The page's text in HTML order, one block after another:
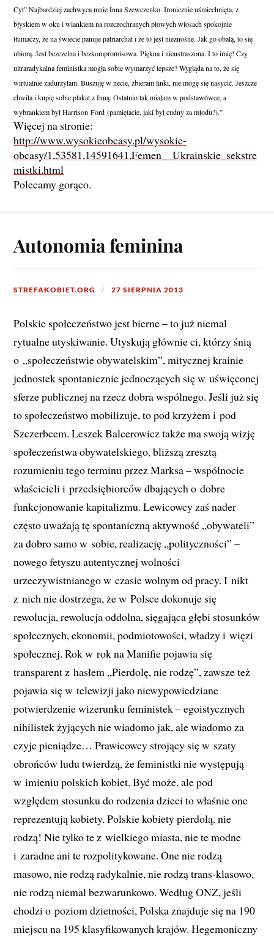
Cyt” Najbardziej zachwyca mnie Inna Szewczenko. Ironicznie uśmiechnięta, z
błyskiem w oku i wiankiem na rozczochranych płowych włosach spokojnie
tłumaczy, że na świecie panuje patriarchat i że to jest nieznośne. Jak go obalą, to się
ubiorą. Jest bezczelna i bezkompromisowa. Piękna i nieustraszona. I to imię! Czy
ultraradykalna feministka mogła sobie wymarzyć lepsze? Wygląda na to, że się
wirtualnie zadurzyłam. Buszuję w necie, zbieram linki, nie mogę się nasycić. Jeszcze
chwila i kupię sobie plakat z Inną. Ostatnio tak miałam w podstawówce, a
wybrankiem był HarrisonFord (pamiętacie, jaki był cudny za młodu?).”
Więcej na stronie:
http://www.wysokieobcasy.pl/wysokie-
obcasy/1,53581,14591641,Femen__Ukrainskie_sekstre
mistki.html
Polecamy gorąco.
Autonomia feminina
STREFAKOBIET.ORG 27 SIERPNIA 2013
Polskie społeczeństwo jest bierne – to już niemal
rytualne utyskiwanie. Utyskują głównie ci, którzy śnią
o „społeczeństwie obywatelskim”, mitycznej krainie
jednostek spontanicznie jednoczących się w uświęconej
sferze publicznej na rzecz dobra wspólnego. Jeśli już się
to społeczeństwo mobilizuje, to pod krzyżem i pod
Szczerbcem. Leszek Balcerowicz także ma swoją wizję
społeczeństwa obywatelskiego, bliższą zresztą
rozumieniu tego terminu przez Marksa – wspólnocie
właścicieli i przedsiębiorców dbających o dobre
funkcjonowanie kapitalizmu. Lewicowcy zaś nader
często uważają tę spontaniczną aktywność „obywateli”
za dobro samo w sobie, realizację „polityczności” –
nowego fetyszu autentycznej wolności
urzeczywistnianego w czasie wolnym od pracy. I nikt
z nich nie dostrzega, że w Polsce dokonuje się
rewolucja, rewolucja oddolna, sięgająca głębi stosunków
społecznych, ekonomii, podmiotowości, władzy i więzi
społecznej. Rok w rok na Manifie pojawia się
transparent z hasłem „Pierdolę, nie rodzę”, zawsze też
pojawia się w telewizji jako niewypowiedziane
potwierdzenie wizerunku feministek – egoistycznych
nihilistek żyjących nie wiadomo jak, ale wiadomo za
czyje pieniądze… Prawicowcy strojący się w szaty
obrońców ludu twierdzą, że feministki nie występują
w imieniu polskich kobiet. Być może, ale pod
względem stosunku do rodzenia dzieci to właśnie one
reprezentują kobiety. Polskie kobiety pierdolą, nie
rodzą! Nie tylko te z wielkiego miasta, nie te modne
i zaradne ani te rozpolitykowane. One nie rodzą
masowo, nie rodzą radykalnie, nie rodzą trans-klasowo,
nie rodzą niemal bezwarunkowo. Według ONZ, jeśli
chodzi o poziom dzietności, Polska znajduje się na 190
miejscu na 195 klasyfikowanych krajów. Hegemoniczny